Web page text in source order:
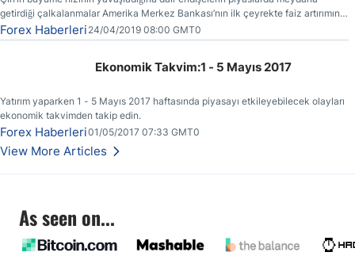
getirdiği çalkalanmalar Amerika Merkez Bankası’nın ilk çeyrekte faiz artırımına
gitmemesinin başlıca sebeplerinden bir tanesi olmuştur.
Forex Haberleri 24/04/2019 08:00 GMT0
Ekonomik Takvim:1 - 5 Mayıs 2017
Yatırım yaparken 1 - 5 Mayıs 2017 haftasında piyasayı etkileyebilecek olayları
ekonomik takvimden takip edin.
Forex Haberleri01/05/2017 07:33 GMT0
View More Articles
As seen on...